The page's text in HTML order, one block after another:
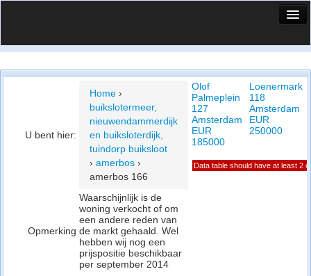
Vergelijk prijsposities - wijk
Info
U bent hier:
Home ›
buikslotermeer,
nieuwendammerdijk
en buiksloterdijk,
tuindorp buiksloot
› amerbos ›
amerbos 166
Opmerking
Waarschijnlijk is de
woning verkocht of om
een andere reden van
de markt gehaald. Wel
hebben wij nog een
prijspositie beschikbaar
per september 2014
Olof
Palmeplein
127
Amsterdam
EUR
185000
Loenermark
118
Amsterdam
EUR
250000
Data table should have at least 2